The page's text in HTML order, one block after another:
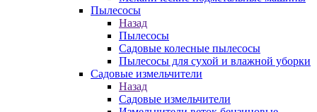
Пылесосы
Назад
Пылесосы
Садовые колесные пылесосы
Пылесосы для сухой и влажной уборки
Садовые измельчители
Назад
Садовые измельчители